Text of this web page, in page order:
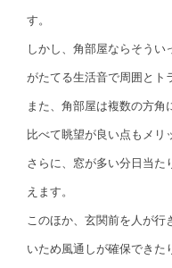
す。
しかし、角部屋ならそうい
がたてる生活音で周囲とト
また、角部屋は複数の方角
比べて眺望が良い点もメリ
さらに、窓が多い分日当た
えます。
このほか、玄関前を人が行
いため風通しが確保できた